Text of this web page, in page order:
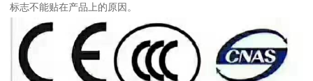
标志不能贴在产品上的原因。